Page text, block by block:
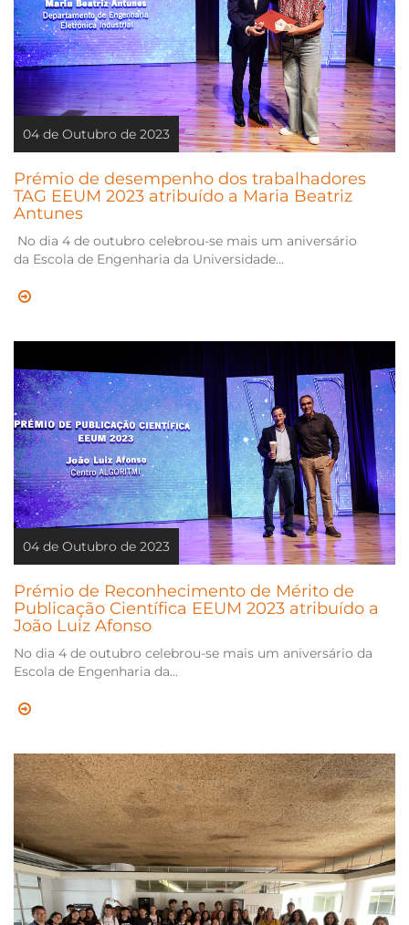
04 de Outubro de 2023
Prémio de desempenho dos trabalhadores
TAG EEUM 2023 atribuído a Maria Beatriz
Antunes
No dia 4 de outubro celebrou-se mais um aniversário
da Escola de Engenharia da Universidade...
04 de Outubro de 2023
Prémio de Reconhecimento de Mérito de
Publicação Científica EEUM 2023 atribuído a
João Luiz Afonso
No dia 4 de outubro celebrou-se mais um aniversário da
Escola de Engenharia da...